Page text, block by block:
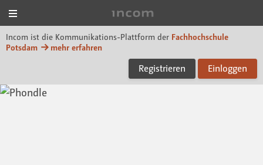
Incom ist die Kommunikations-Plattform der Fachhochschule
Potsdam
mehr erfahren
Registrieren Einloggen